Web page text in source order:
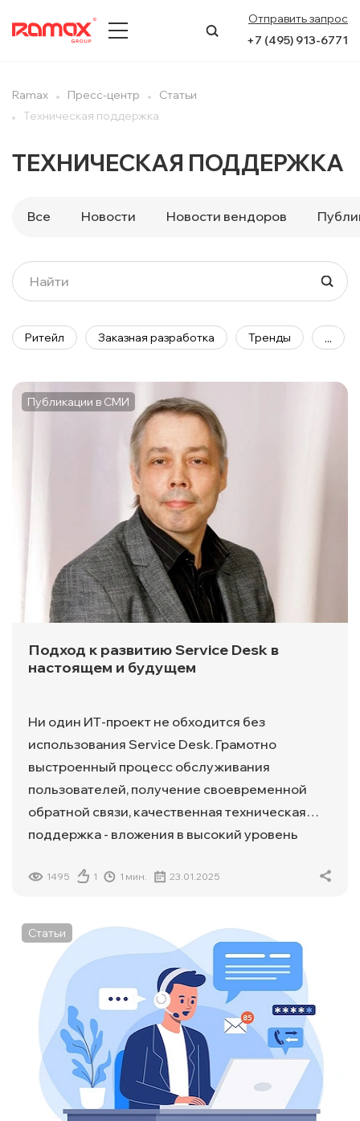
Отправить запрос
+7 (495) 913-6771
ПРЕСС-ЦЕНТР
НАПРАВЛЕНИЯ
КОНТАКТЫ
Ramax Пресс-центр
Cтатьи
Техническая поддержка
ТЕХНИЧЕСКАЯ ПОДДЕРЖКА
Все Новости Новости вендоров
Ритейл Заказная разработка Тренды
Публикации в СМИ
Подход к развитию Service Desk в
настоящем и будущем
Ни один ИТ-проект не обходится без
использования Service Desk. Грамотно
выстроенный процесс обслуживания
пользователей, получение своевременной
обратной связи, качественная техническая
поддержка - вложения в высокий уровень
компании.
1495 1 1 мин. 23.01.2025
Cтатьи